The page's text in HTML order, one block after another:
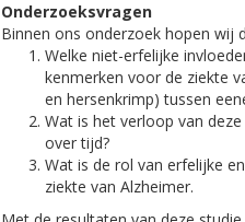
Onderzoeksvragen
Binnen ons onderzoek hopen wij
Welke niet-erfelijke
kenmerken voor de ziekte
en hersenkrimp) tussen
Wat is het verloop van
over tijd?
Wat is de rol van erfelijke
ziekte van Alzheimer.